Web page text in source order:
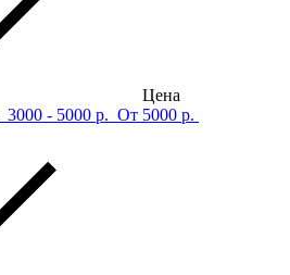
Цена
3000 - 5000 р. От 5000 р.